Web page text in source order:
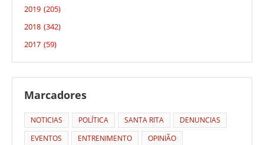
2019 (205)
2018 (342)
2017 (59)
Marcadores
NOTICIAS POLÍTICA SANTA RITA
DENUNCIAS
EVENTOS
ENTRENIMENTO OPINIÃO